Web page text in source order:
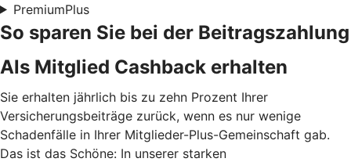
PremiumPlus
So sparen Sie bei der Beitragszahlung
Als Mitglied Cashback erhalten
Sie erhalten jährlich bis zu zehn Prozent Ihrer
Versicherungsbeiträge zurück, wenn es nur wenige
Schadenfälle in Ihrer Mitglieder-Plus-Gemeinschaft gab.
Das ist das Schöne: In unserer starken